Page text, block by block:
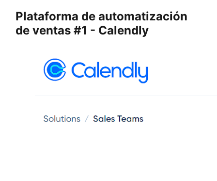
Plataforma de automatización
de ventas #1 - Calendly